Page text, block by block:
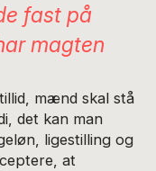
fast på
magten
mænd skal stå
det kan man
ligestilling og
at